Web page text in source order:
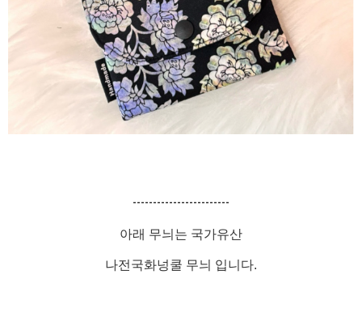
------------------------
아래 무늬는 국가유산
나전국화넝쿨 무늬 입니다.